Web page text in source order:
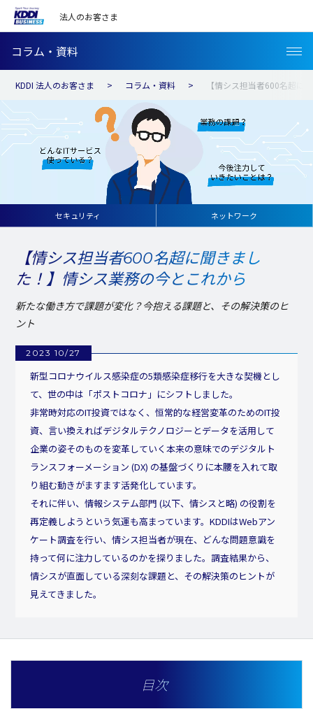
法人のお客さま
コラム・資料
KDDI 法人のお客さま コラム・資料 【情シス担当者600名超に
セキュリティ ネットワーク
【情シス担当者600名超に聞きまし
た！】情シス業務の今とこれから
新たな働き方で課題が変化？今抱える課題と、その解決策のヒ
ント
2023 10/27
新型コロナウイルス感染症の5類感染症移行を大きな契機とし
て、世の中は「ポストコロナ」にシフトしました。
非常時対応のIT投資ではなく、恒常的な経営変革のためのIT投
資、言い換えればデジタルテクノロジーとデータを活用して
企業の姿そのものを変革していく本来の意味でのデジタルト
ランスフォーメーション (DX) の基盤づくりに本腰を入れて取
り組む動きがますます活発化しています。
それに伴い、情報システム部門 (以下、情シスと略) の役割を
再定義しようという気運も高まっています。KDDIはWebアン
ケート調査を行い、情シス担当者が現在、どんな問題意識を
持って何に注力しているのかを探りました。調査結果から、
情シスが直面している深刻な課題と、その解決策のヒントが
見えてきました。
目次